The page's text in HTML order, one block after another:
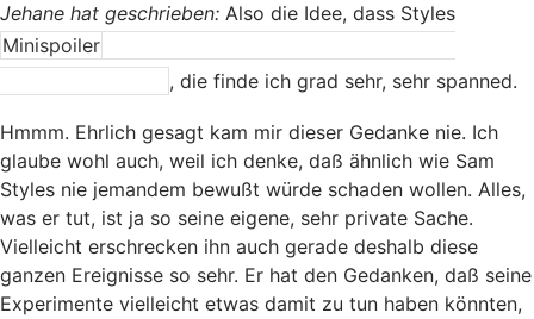
Jehane hat geschrieben: Also die Idee, dass Styles
Minispoiler
, die finde ich grad sehr, sehr spanned.
Hmmm. Ehrlich gesagt kam mir dieser Gedanke nie. Ich
glaube wohl auch, weil ich denke, daß ähnlich wie Sam
Styles nie jemandem bewußt würde schaden wollen. Alles,
was er tut, ist ja so seine eigene, sehr private Sache.
Vielleicht erschrecken ihn auch gerade deshalb diese
ganzen Ereignisse so sehr. Er hat den Gedanken, daß seine
Experimente vielleicht etwas damit zu tun haben könnten,